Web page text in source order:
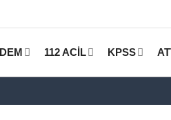
112 ACİL KPSS